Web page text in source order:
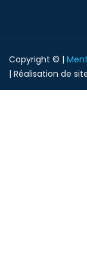
Copyright © |
| Réalisation de